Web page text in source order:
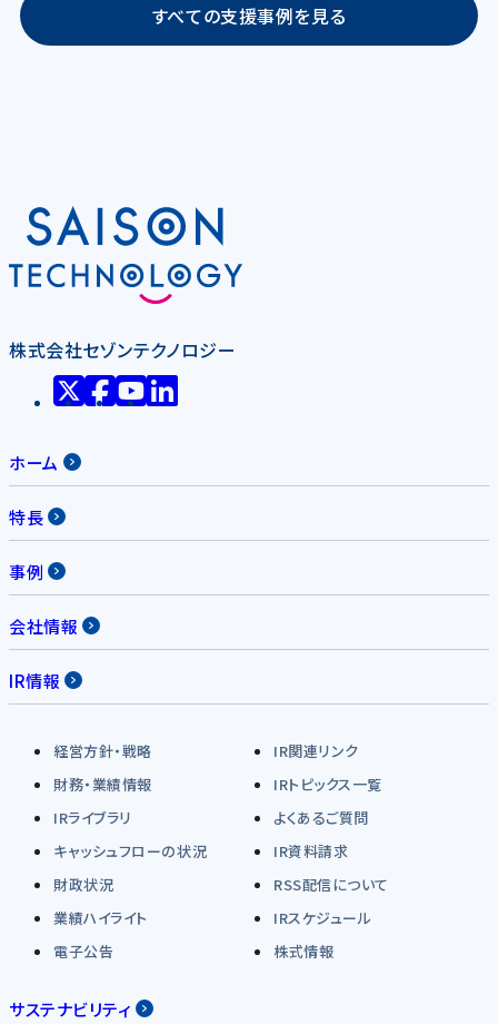
すべての支援事例を見る
株式会社セゾンテクノロジー
ホーム
特長
事例
会社情報
IR情報
経営方針・戦略
IR関連リンク
財務・業績情報
IRトピックス一覧
IRライブラリ
よくあるご質問
キャッシュフローの状況
IR資料請求
財政状況
RSS配信について
業績ハイライト
IRスケジュール
電子公告
株式情報
サステナビリティ